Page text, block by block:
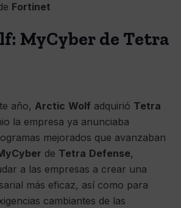
Fortinet
MyCyberde Tetra
año, Arctic Wolf adquirió Tetra
la empresa ya anunciaba
mejorados que avanzaban
de Tetra Defense,
a las empresas a crear una
más eficaz, así como para
cambiantes de las